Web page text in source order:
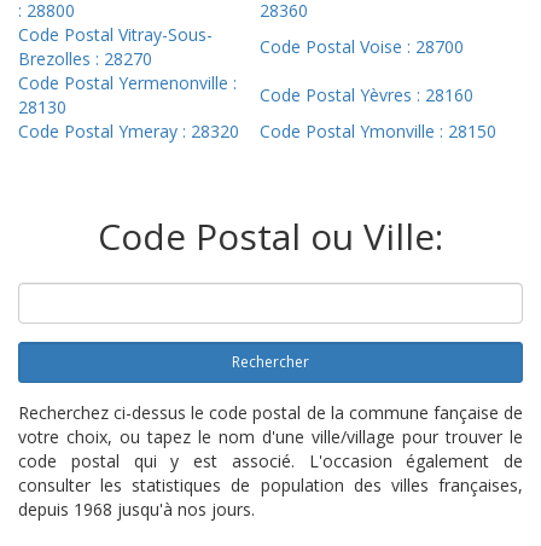
: 28800
28360
Code Postal Vitray-Sous-
Brezolles : 28270
Code Postal Voise : 28700
Code Postal Yermenonville :
28130
Code Postal Yèvres : 28160
Code Postal Ymeray : 28320
Code Postal Ymonville : 28150
Code Postal ou Ville:
Rechercher
Recherchez ci-dessus le code postal de la commune fançaise de
votre choix, ou tapez le nom d'une ville/village pour trouver le
code postal qui y est associé. L'occasion également de
consulter les statistiques de population des villes françaises,
depuis 1968 jusqu'à nos jours.